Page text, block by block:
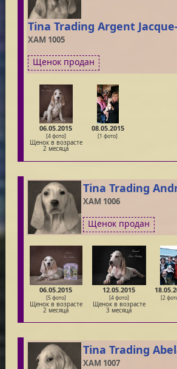
Tina Trading Argent
XAM 1005
Щенок продан
06.05.2015
[4 фото]
Щенок в возрасте
2 месяца
08.05.2015
[1 фото]
Tina Trading
XAM 1006
Щенок продан
06.05.2015
[5 фото]
Щенок в возрасте
2 месяца
12.05.2015
[4 фото]
Щенок в возрасте
3 месяца
[2
Tina Trading
XAM 1007